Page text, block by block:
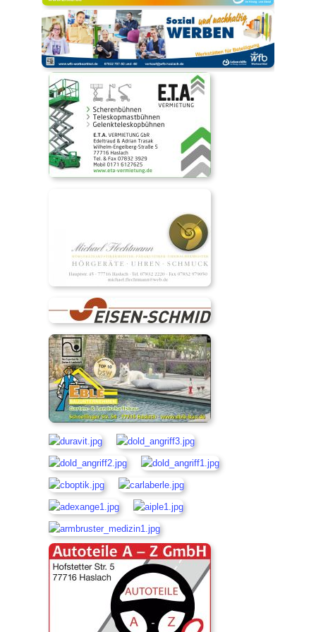
Das SVH Lied
Das SVH Mag und Team
SVH Legenden
Sponsoren
Mitgliedschaft
Satzung
SVH Jugendkonzept
Alte Herren
Schiedsrichter
Badminton
Laufgruppe
SVH Reisegruppe
Projekte
Stadionsanierung 2020
Kunstrasen 2010
Events
Erfolge
Silvester-Cup